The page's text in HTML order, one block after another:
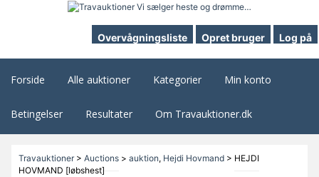
Overvågningsliste Opret bruger Log på
Forside Alle auktioner Kategorier Min konto
Betingelser Resultater Om Travauktioner.dk
Travauktioner> Auctions> auktion, Hejdi Hovmand> HEJDI
HOVMAND [løbshest]